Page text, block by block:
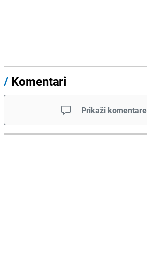
/ Komentari
Prikaži komentare